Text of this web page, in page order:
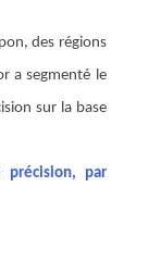
des régions
a segmenté le
sur la base
précision, par